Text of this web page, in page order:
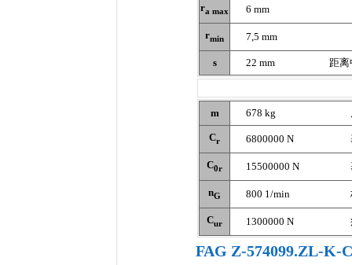
ra max 6 mm
rmin 7,5 mm
s 22 mm 距
m 678 kg
Cr 6800000 N
C0r 15500000 N
nG 800 1/min
Cur 1300000 N
FAG Z-574099.ZL-K-